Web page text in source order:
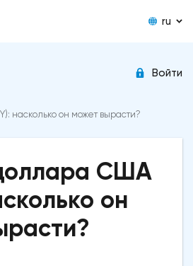
ru
Войти
насколько он может вырасти?
США
он